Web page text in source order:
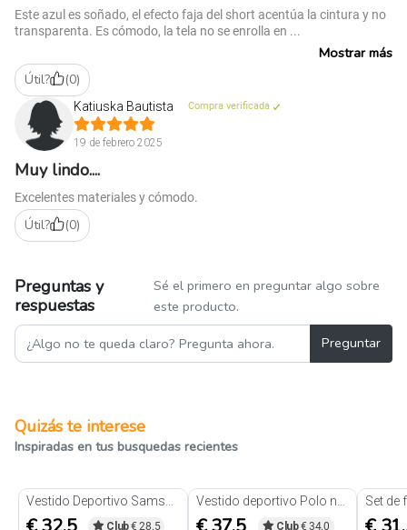
Este azul es soñado, el efecto faja del short acentúa la cintura y no
transparenta. Es cómodo, la tela no se enrolla en ...
Mostrar más
Útil? (0)
Katiuska Bautista Compra verificada
19 de febrero 2025
Muy lindo....
Excelentes materiales y cómodo.
Útil? (0)
Preguntas y
respuestas
Sé el primero en preguntar algo sobre
este producto.
Preguntar
Quizás te interese
Inspiradas en tus busquedas recientes
Club€ 28.5 Club€ 34.0